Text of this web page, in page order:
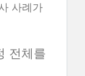
사례가
전체를